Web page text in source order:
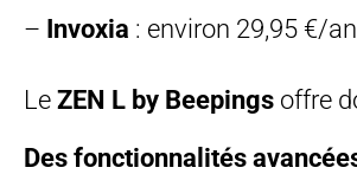
– Invoxia : environ 29,95 €/
Le ZEN L by Beepings offre
Des fonctionnalités